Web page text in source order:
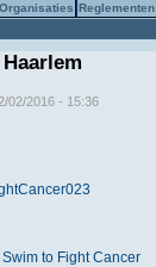
Organisaties Reglementen
02/2016 - 15:36
Swim to Fight Cancer